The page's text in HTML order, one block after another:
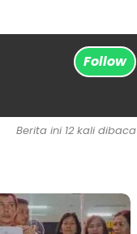
Follow
Berita ini 12 kali dibaca